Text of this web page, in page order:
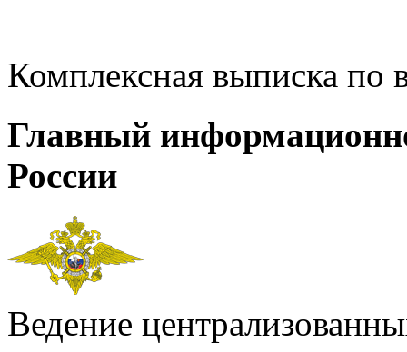
Комплексная выписка
Главный
России
Ведение